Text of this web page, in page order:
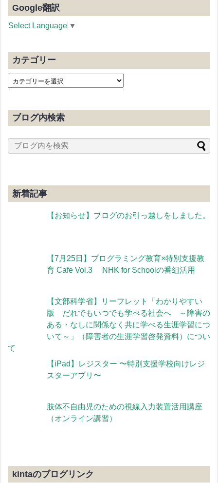
Google翻訳
Select Language ▼
カテゴリー
ブログ内検索
新着記事
【お知らせ】ブログのお引っ越しをしました。
【7月25日】プログラミング教育×特別支援教
育 Cafe Vol.3 NHK for Schoolの番組活用
【文部科学省】リーフレット「わかりやすい
版 だれでもいつでも学べる社会へ ～障害の
ある・なしに関係なく共に学べる生涯学習につ
いて～」（障害者の生涯学習啓発資料）につい
て
【iPad】レジスター 〜特別支援学校向けレジ
スターアプリ〜
肢体不自由児のための視線入力装置活用講座
（オンライン講習）
kintaのブログリンク